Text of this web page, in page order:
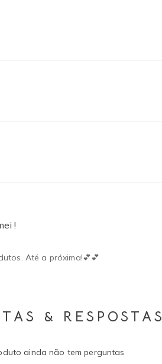
!
Até a próxima!💕💕
& RESPOSTAS
ainda não tem perguntas